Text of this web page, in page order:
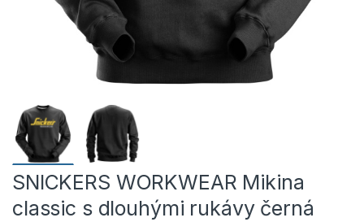
SNICKERS WORKWEAR Mikina
classic s dlouhými rukávy černá